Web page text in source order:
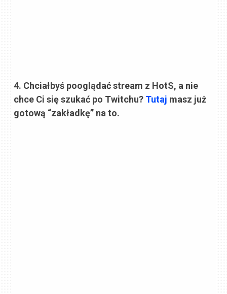
4. Chciałbyś pooglądać stream z HotS, a nie
chce Ci się szukać po Twitchu? Tutaj masz już
gotową “zakładkę” na to.